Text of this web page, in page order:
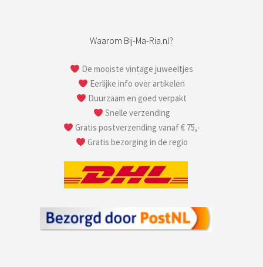
Waarom Bij-Ma-Ria.nl?
De mooiste vintage juweeltjes
Eerlijke info over artikelen
Duurzaam en goed verpakt
Snelle verzending
Gratis postverzending vanaf € 75,-
Gratis bezorging in de regio